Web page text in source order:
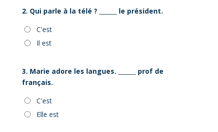
2. Qui parle à la télé ? ______ le président.
C'est
Il est
3. Marie adore les langues. ______ prof de
français.
C'est
Elle est